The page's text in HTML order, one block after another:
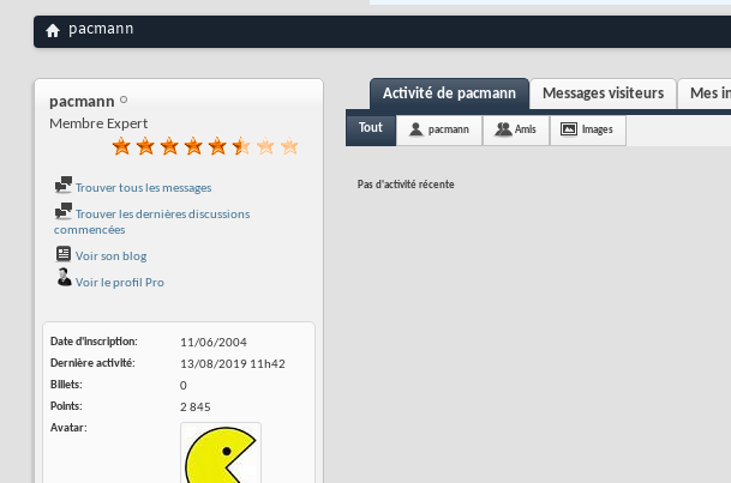
pacmann
pacmann
Membre Expert
Trouver tous les messages
Trouver les dernières discussions
commencées
Voir son blog
Voir le profil Pro
Date d'inscription
11/06/2004
Dernière activité
13/08/2019 11h42
Billets
0
Points
2 845
Avatar
Activité de pacmann Messages visiteurs Mes
Tout pacmann Amis Images
Pas d'activité récente